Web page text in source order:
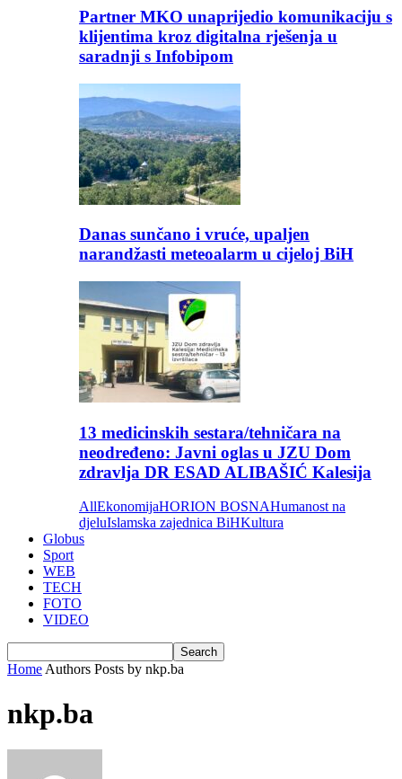
Partner MKO unaprijedio komunikaciju s
klijentima kroz digitalna rješenja u
saradnji s Infobipom
Danas sunčano i vruće, upaljen
narandžasti meteoalarm u cijeloj BiH
13 medicinskih sestara/tehničara na
neodređeno: Javni oglas u JZU Dom
zdravlja DR ESAD ALIBAŠIĆ Kalesija
AllEkonomijaHORION BOSNAHumanost na
djeluIslamska zajednica BiHKultura
Globus
Sport
WEB
TECH
FOTO
VIDEO
Home Authors Posts by nkp.ba
nkp.ba